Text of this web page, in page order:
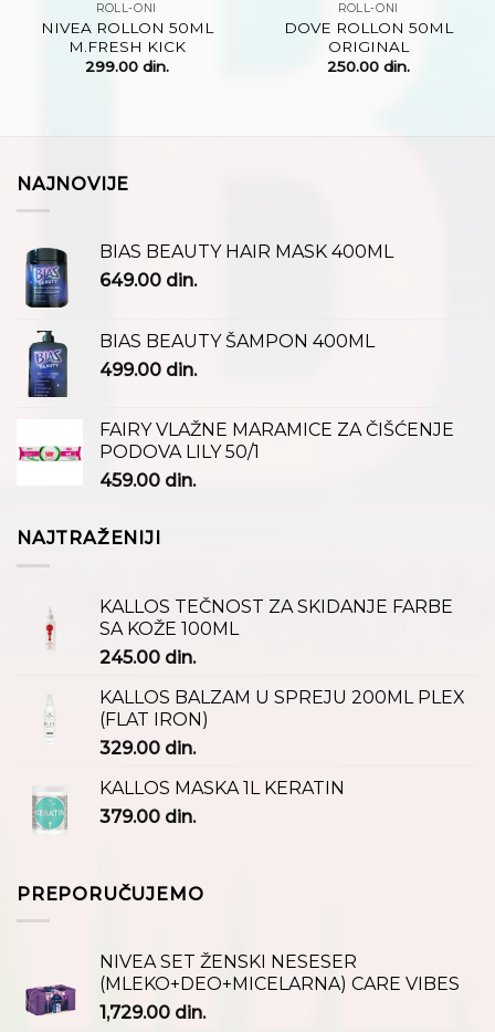
ROLL-ONI
NIVEA ROLLON 50ML
M.FRESH KICK
299.00 din.
ROLL-ONI
DOVE ROLLON 50ML
ORIGINAL
250.00 din.
NAJNOVIJE
BIAS BEAUTY HAIR MASK 400ML
649.00 din.
BIAS BEAUTY ŠAMPON 400ML
499.00 din.
FAIRY VLAŽNE MARAMICE ZA ČIŠĆENJE
PODOVA LILY 50/1
459.00 din.
NAJTRAŽENIJI
KALLOS TEČNOST ZA SKIDANJE FARBE
SA KOŽE 100ML
245.00 din.
KALLOS BALZAM U SPREJU 200ML PLEX
(FLAT IRON)
329.00 din.
KALLOS MASKA 1L KERATIN
379.00 din.
PREPORUČUJEMO
NIVEA SET ŽENSKI NESESER
(MLEKO+DEO+MICELARNA) CARE VIBES
1,729.00 din.